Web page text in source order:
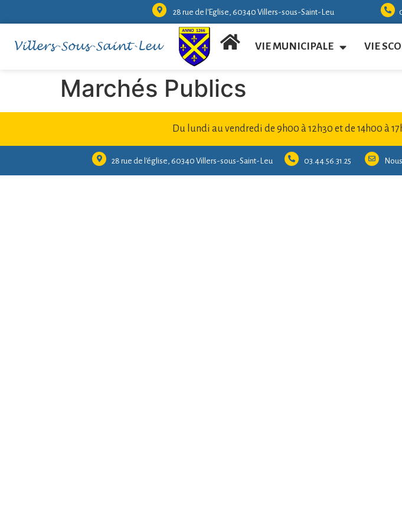
28 rue de l'Eglise, 60340 Villers-sous-Saint-Leu
Villers-Sous-Saint-Leu VIE MUNICIPALE VIE
Marchés Publics
Du lundi au vendredi de 9h00 à 12h30 et de 14h00 à
28 rue de l'église, 60340 Villers-sous-Saint-Leu 03.44.56.31.25